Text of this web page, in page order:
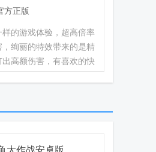
方正版
的游戏体验，超高倍率
绚丽的特效带来的是精
高额伤害，有喜欢的快
大作战安卓版